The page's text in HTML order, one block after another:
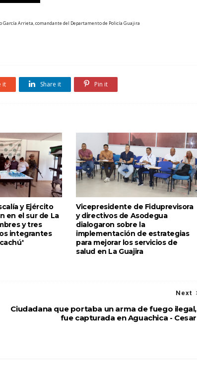
Arrieta, comandante del Departamento de Policía Guajira
it Share it Pin it
y Ejército
en el sur de La
y tres
integrantes
Vicepresidente de Fiduprevisora
y directivos de Asodegua
dialogaron sobre la
implementación de estrategias
para mejorar los servicios de
salud en La Guajira
Next
Ciudadana que portaba un arma de fuego ilegal,
fue capturada en Aguachica - Cesar